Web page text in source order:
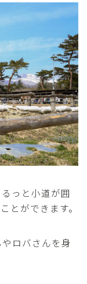
っと小道が囲
とができます。
ロバさんを身